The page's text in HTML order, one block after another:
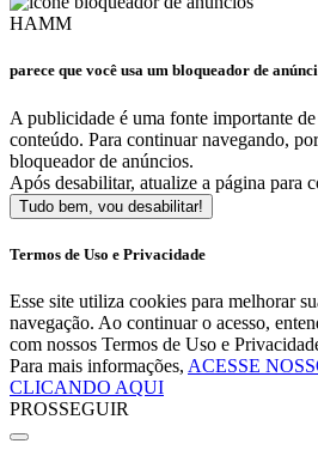
HAMM
parece que você usa um bloqueador de
A publicidade é uma fonte importante
conteúdo. Para continuar navegando,
bloqueador de anúncios.
Após desabilitar, atualize a página para
Tudo bem, vou desabilitar!
Termos de Uso e Privacidade
Esse site utiliza cookies para melhorar
navegação. Ao continuar o acesso,
com nossos Termos de Uso e
Para mais informações, ACESSE
CLICANDO AQUI
PROSSEGUIR